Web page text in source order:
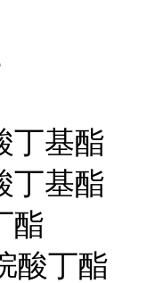
丁基酯
丁基酯
酯
酸丁酯